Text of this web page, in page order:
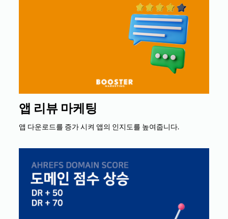
앱 리뷰 마케팅
앱 다운로드를 증가 시켜 앱의 인지도를 높여줍니다.